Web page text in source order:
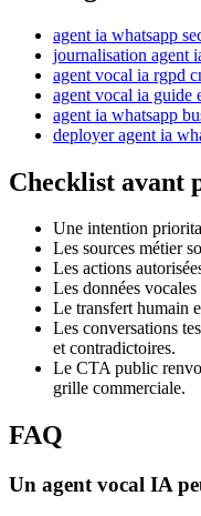
agent ia whatsapp
journalisation agent
agent vocal ia rgpd
agent vocal ia guide
agent ia whatsapp
deployer agent ia
Checklist avant
Une intention
Les sources métier
Les actions
Les données vocales
Le transfert humain
Les conversations
et contradictoires.
Le CTA public
grille commerciale.
FAQ
Un agent vocal IA